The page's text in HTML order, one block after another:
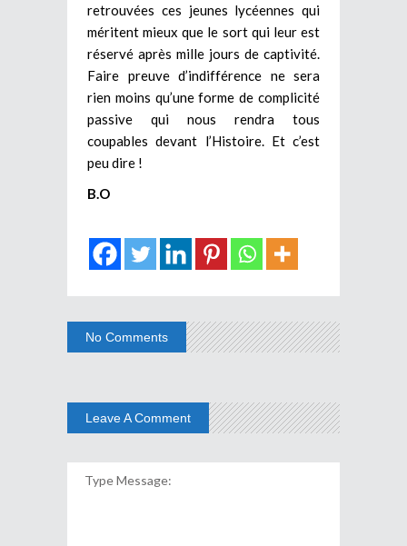
retrouvées ces jeunes lycéennes qui
méritent mieux que le sort qui leur est
réservé après mille jours de captivité.
Faire preuve d’indifférence ne sera
rien moins qu’une forme de complicité
passive qui nous rendra tous
coupables devant l’Histoire. Et c’est
peu dire !
B.O
No Comments
Leave A Comment